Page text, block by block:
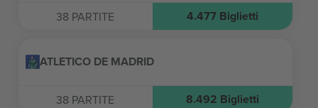
38 PARTITE 4.477 Biglietti
ATLETICO DE MADRID
38 PARTITE 8.492 Biglietti